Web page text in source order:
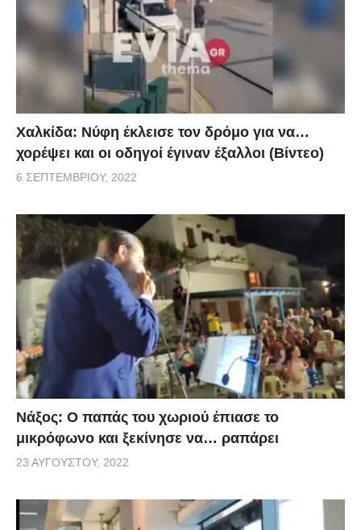
Χαλκίδα: Νύφη έκλεισε τον δρόμο για να…
χορέψει και οι οδηγοί έγιναν έξαλλοι (Βίντεο)
6 ΣΕΠΤΕΜΒΡΊΟΥ, 2022
Νάξος: Ο παπάς του χωριού έπιασε το
μικρόφωνο και ξεκίνησε να… ραπάρει
23 ΑΥΓΟΎΣΤΟΥ, 2022